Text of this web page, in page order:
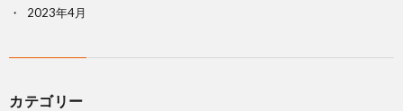
2023年4月
カテゴリー